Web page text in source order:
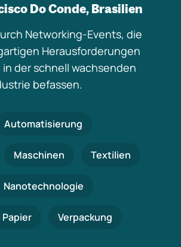
Do Conde, Brasilien
Networking-Events, die
Herausforderungen
der schnell wachsenden
befassen.
Automatisierung
Maschinen Textilien
Nanotechnologie
Verpackung